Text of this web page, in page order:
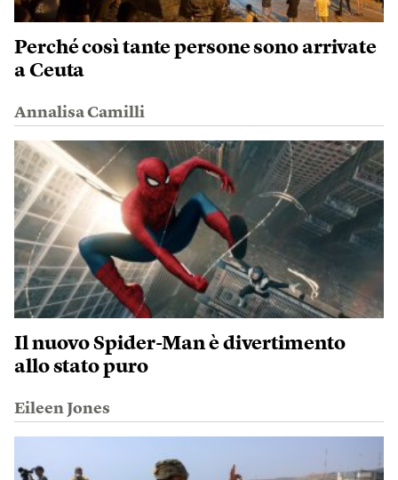
Perché così tante persone sono arrivate
a Ceuta
Annalisa Camilli
Il nuovo Spider-Man è divertimento
allo stato puro
Eileen Jones